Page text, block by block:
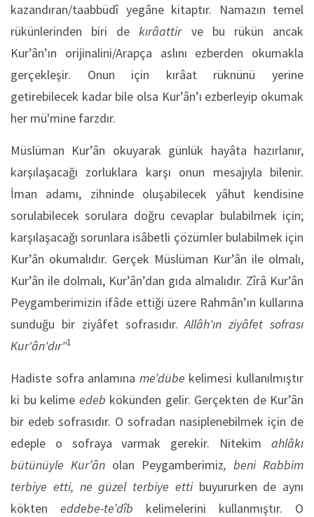
kazandıran/taabbüdî yegâne kitaptır. Namazın temel
rükünlerinden biri dekırâattir ve bu rükün ancak
Kur’ân’ın orijinalini/Arapça aslını ezberden okumakla
gerçekleşir. Onun için kırâat rüknünü yerine
getirebilecek kadar bile olsa Kur’ân’ı ezberleyip okumak
her mü'mine farzdır.
Müslüman Kur’ân okuyarak günlük hayâta hazırlanır,
karşılaşacağı zorluklara karşı onun mesajıyla bilenir.
İman adamı, zihninde oluşabilecek yâhut kendisine
sorulabilecek sorulara doğru cevaplar bulabilmek için;
karşılaşacağı sorunlara isâbetli çözümler bulabilmek için
Kur’ân okumalıdır. Gerçek Müslüman Kur’ân ile olmalı,
Kur’ân ile dolmalı, Kur’ân’dan gıda almalıdır. Zîrâ Kur’ân
Peygamberimizin ifâde ettiği üzere Rahmân’ın kullarına
sunduğu bir ziyâfet sofrasıdır.Allâh'ın ziyâfet sofrası
Kur'ân'dır"1
Hadiste sofra anlamına me’dübe kelimesi kullanılmıştır
ki bu kelime edeb kökünden gelir. Gerçekten de Kur’ân
bir edeb sofrasıdır. O sofradan nasiplenebilmek için de
edeple o sofraya varmak gerekir. Nitekim ahlâkı
bütünüyle Kur’ân olan Peygamberimiz, beni Rabbim
terbiye etti, ne güzel terbiye ettibuyururken de aynı
kökten eddebe-te’dîb kelimelerini kullanmıştır. O